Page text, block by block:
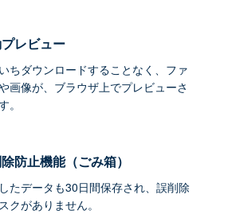
レビュー
ちダウンロードすることなく、ファ
画像が、ブラウザ上でプレビューさ
。
防止機能（ごみ箱）
たデータも30日間保存され、誤削除
クがありません。